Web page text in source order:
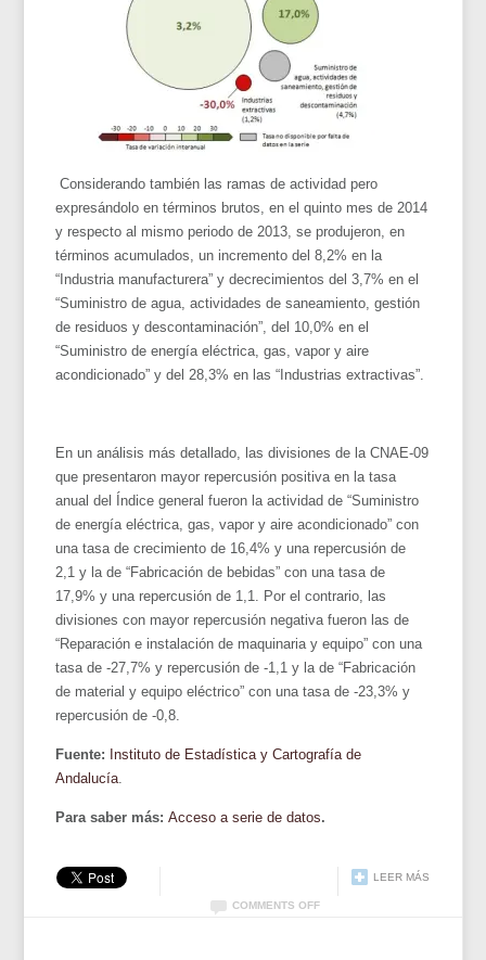
Considerando también las ramas de actividad pero
expresándolo en términos brutos, en el quinto mes de 2014
y respecto al mismo periodo de 2013, se produjeron, en
términos acumulados, un incremento del 8,2% en la
“Industria manufacturera” y decrecimientos del 3,7% en el
“Suministro de agua, actividades de saneamiento, gestión
de residuos y descontaminación”, del 10,0% en el
“Suministro de energía eléctrica, gas, vapor y aire
acondicionado” y del 28,3% en las “Industrias extractivas”.
En un análisis más detallado, las divisiones de la CNAE-09
que presentaron mayor repercusión positiva en la tasa
anual del Índice general fueron la actividad de “Suministro
de energía eléctrica, gas, vapor y aire acondicionado” con
una tasa de crecimiento de 16,4% y una repercusión de
2,1 y la de “Fabricación de bebidas” con una tasa de
17,9% y una repercusión de 1,1. Por el contrario, las
divisiones con mayor repercusión negativa fueron las de
“Reparación e instalación de maquinaria y equipo” con una
tasa de -27,7% y repercusión de -1,1 y la de “Fabricación
de material y equipo eléctrico” con una tasa de -23,3% y
repercusión de -0,8.
Fuente: Instituto de Estadística y Cartografía de
Andalucía
Para saber más:Acceso a serie de datos.
LEER MÁS
COMMENTS OFF